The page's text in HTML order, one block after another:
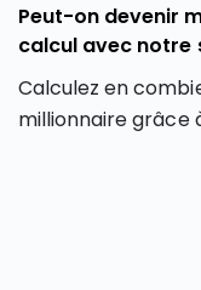
Peut-on devenir
calcul avec
Calculez en
millionnaire grâce